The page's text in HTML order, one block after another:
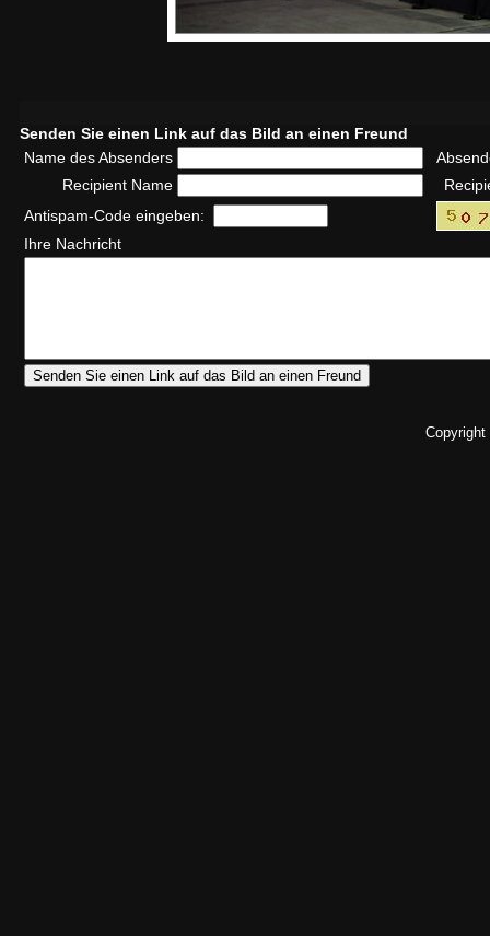
Senden Sie einen Link auf das Bild an einen Freund
Name des Absenders
Recipient Name
Antispam-Code eingeben:
Ihre Nachricht